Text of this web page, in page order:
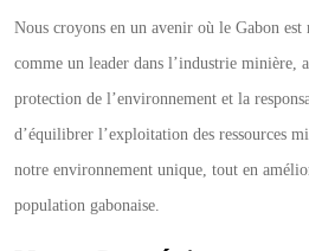
Nous croyons en un avenir où le Gabon
comme un leader dans l’industrie minière,
protection de l’environnement et la
d’équilibrer l’exploitation des ressources
notre environnement unique, tout en
population gabonaise.